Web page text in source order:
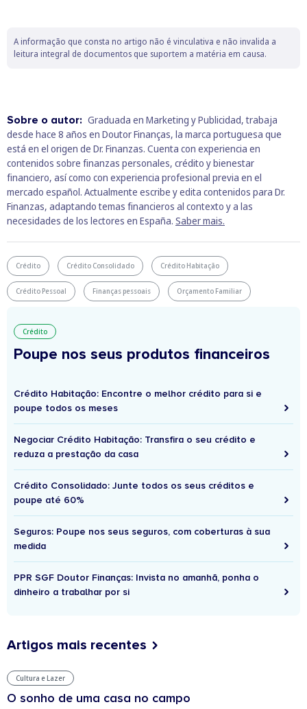
A informação que consta no artigo não é vinculativa e não invalida a
leitura integral de documentos que suportem a matéria em causa.
Sobre o autor: Graduada en Marketing y Publicidad, trabaja
desde hace 8 años en Doutor Finanças, la marca portuguesa que
está en el origen de Dr. Finanzas. Cuenta con experiencia en
contenidos sobre finanzas personales, crédito y bienestar
financiero, así como con experiencia profesional previa en el
mercado español. Actualmente escribe y edita contenidos para Dr.
Finanzas, adaptando temas financieros al contexto y a las
necesidades de los lectores en España. Saber mais.
Crédito Crédito Consolidado Crédito Habitação
Crédito Pessoal Finanças pessoais Orçamento Familiar
Crédito
Poupe nos seus produtos financeiros
Crédito Habitação: Encontre o melhor crédito para si e
poupe todos os meses
Negociar Crédito Habitação: Transfira o seu crédito e
reduza a prestação da casa
Crédito Consolidado: Junte todos os seus créditos e
poupe até 60%
Seguros: Poupe nos seus seguros, com coberturas à sua
medida
PPR SGF Doutor Finanças: Invista no amanhã, ponha o
dinheiro a trabalhar por si
Artigos mais recentes
Cultura e Lazer
O sonho de uma casa no campo